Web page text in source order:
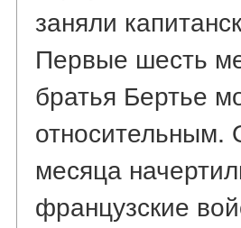
заняли
Первые шесть
братья Бертье
относительным.
месяца
французские